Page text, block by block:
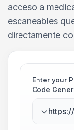
acceso a
escaneables
directamente
Enter your
Code
https://